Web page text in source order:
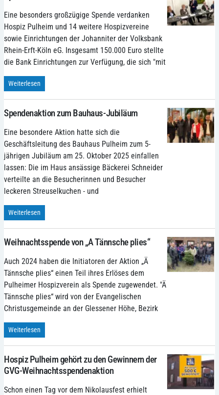
Eine besonders großzügige Spende verdanken
Hospiz Pulheim und 14 weitere Hospizvereine
sowie Einrichtungen der Johanniter der Volksbank
Rhein-Erft-Köln eG. Insgesamt 150.000 Euro stellte
die Bank Einrichtungen zur Verfügung, die sich "mit
Weiterlesen
Spendenaktion zum Bauhaus-Jubiläum
Eine besondere Aktion hatte sich die
Geschäftsleitung des Bauhaus Pulheim zum 5-
jährigen Jubiläum am 25. Oktober 2025 einfallen
lassen: Die im Haus ansässige Bäckerei Schneider
verteilte an die Besucherinnen und Besucher
leckeren Streuselkuchen - und
Weiterlesen
Weihnachtsspende von „A Tännsche plies“
Auch 2024 haben die Initiatoren der Aktion „Ä
Tännsche plies“ einen Teil ihres Erlöses dem
Pulheimer Hospizverein als Spende zugewendet. "Ä
Tännsche plies“ wird von der Evangelischen
Christusgemeinde an der Glessener Höhe, Bezirk
Weiterlesen
Hospiz Pulheim gehört zu den Gewinnern der
GVG-Weihnachtsspendenaktion
Schon einen Tag vor dem Nikolausfest erhielt